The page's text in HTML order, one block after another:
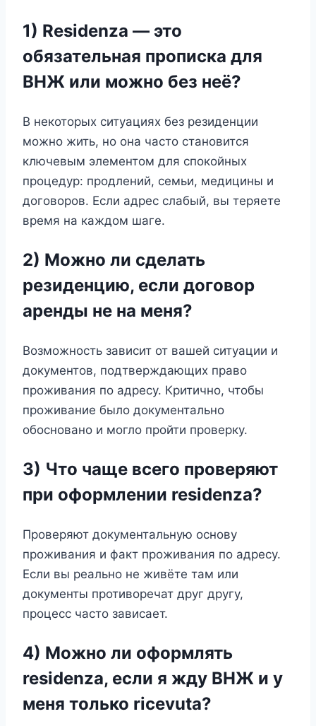
1) Residenza — это
обязательная прописка для
ВНЖ или можно без неё?
В некоторых ситуациях без резиденции
можно жить, но она часто становится
ключевым элементом для спокойных
процедур: продлений, семьи, медицины и
договоров. Если адрес слабый, вы теряете
время на каждом шаге.
2) Можно ли сделать
резиденцию, если договор
аренды не на меня?
Возможность зависит от вашей ситуации и
документов, подтверждающих право
проживания по адресу. Критично, чтобы
проживание было документально
обосновано и могло пройти проверку.
3) Что чаще всего проверяют
при оформлении residenza?
Проверяют документальную основу
проживания и факт проживания по адресу.
Если вы реально не живёте там или
документы противоречат друг другу,
процесс часто зависает.
4) Можно ли оформлять
residenza, если я жду ВНЖ и у
меня только ricevuta?